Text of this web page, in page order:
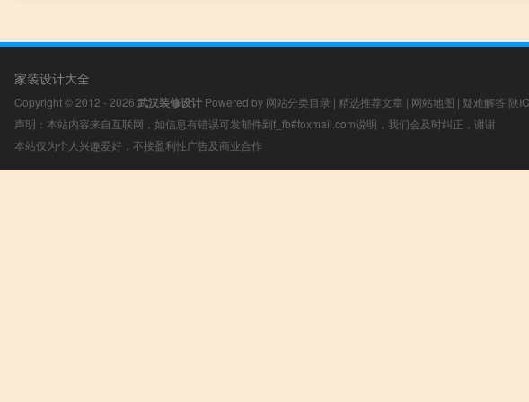
家装设计大全
Copyright © 2012 - 2026 武汉装修设计 Powered by 网站分类目录 | 精选推荐文章 | 网站地图 | 疑难解答 陕
声明：本站内容来自互联网，如信息有错误可发邮件到f_fb#foxmail.com说明，我们会及时纠正，谢谢
本站仅为个人兴趣爱好，不接盈利性广告及商业合作